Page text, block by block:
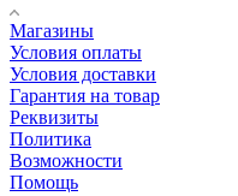
Магазины
Условия оплаты
Условия доставки
Гарантия на товар
Реквизиты
Политика
Возможности
Помощь